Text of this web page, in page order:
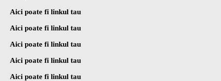
Aici poate fi linkul tau
Aici poate fi linkul tau
Aici poate fi linkul tau
Aici poate fi linkul tau
Aici poate fi linkul tau